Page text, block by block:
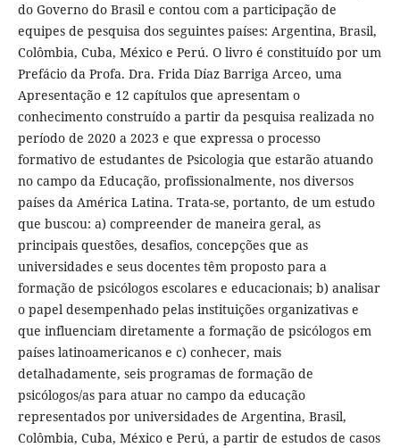
do Governo do Brasil e contou com a participação de
equipes de pesquisa dos seguintes países: Argentina, Brasil,
Colômbia, Cuba, México e Perú. O livro é constituído por um
Prefácio da Profa. Dra. Frida Díaz Barriga Arceo, uma
Apresentação e 12 capítulos que apresentam o
conhecimento construído a partir da pesquisa realizada no
período de 2020 a 2023 e que expressa o processo
formativo de estudantes de Psicologia que estarão atuando
no campo da Educação, profissionalmente, nos diversos
países da América Latina. Trata-se, portanto, de um estudo
que buscou: a) compreender de maneira geral, as
principais questões, desafios, concepções que as
universidades e seus docentes têm proposto para a
formação de psicólogos escolares e educacionais; b) analisar
o papel desempenhado pelas instituições organizativas e
que influenciam diretamente a formação de psicólogos em
países latinoamericanos e c) conhecer, mais
detalhadamente, seis programas de formação de
psicólogos/as para atuar no campo da educação
representados por universidades de Argentina, Brasil,
Colômbia, Cuba, México e Perú, a partir de estudos de casos